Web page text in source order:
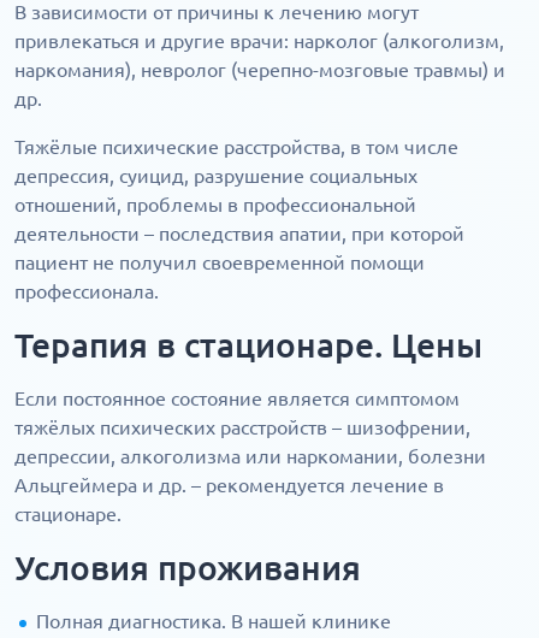
В зависимости от причины к лечению могут
привлекаться и другие врачи: нарколог (алкоголизм,
наркомания), невролог (черепно-мозговые травмы) и
др.
Тяжёлые психические расстройства, в том числе
депрессия, суицид, разрушение социальных
отношений, проблемы в профессиональной
деятельности – последствия апатии, при которой
пациент не получил своевременной помощи
профессионала.
Терапия в стационаре. Цены
Если постоянное состояние является симптомом
тяжёлых психических расстройств – шизофрении,
депрессии, алкоголизма или наркомании, болезни
Альцгеймера и др. – рекомендуется лечение в
стационаре.
Условия проживания
Полная диагностика. В нашей клинике